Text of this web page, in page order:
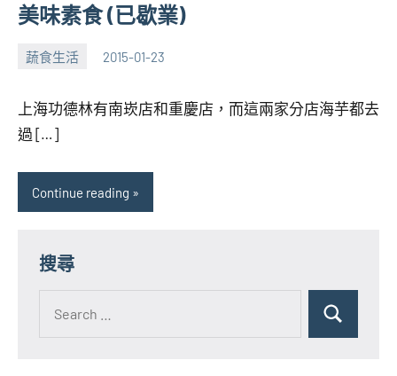
美味素食 (已歇業)
蔬食生活 2015-01-23
張
芋上海功德林有南崁店和重慶店，而這兩家分店海芋都去
過 […]
Continue reading
搜尋
for:
Search